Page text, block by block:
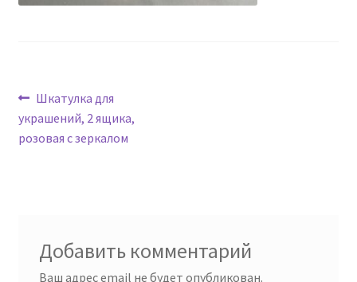
Навигация
по
Предыдущая
запись:
Шкатулка для
украшений, 2 ящика,
розовая с зеркалом
Добавить комментарий
Ваш адрес email не будет опубликован.